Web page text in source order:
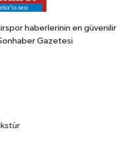
haberlerinin en güvenilir
Gazetesi